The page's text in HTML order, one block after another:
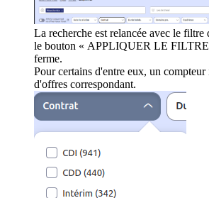
La recherche est relancée avec le
le bouton « APPLIQUER LE FILTRE
ferme.
Pour certains d'entre eux, un
d'offres correspondant.